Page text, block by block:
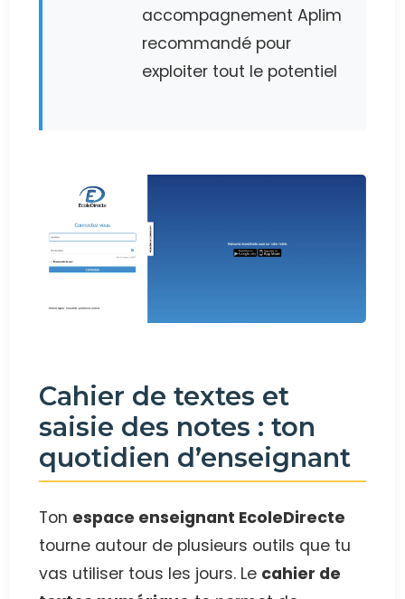
accompagnement Aplim
recommandé pour
exploiter tout le potentiel
Cahier de textes et
saisie des notes : ton
quotidien d’enseignant
Ton espace enseignant EcoleDirecte
tourne autour de plusieurs outils que tu
vas utiliser tous les jours. Le cahier de